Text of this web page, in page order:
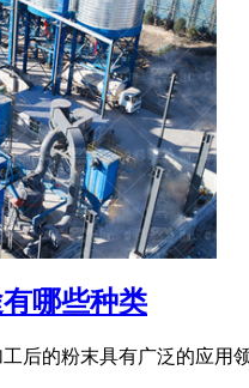
哪些种类
后的粉末具有广泛的应用